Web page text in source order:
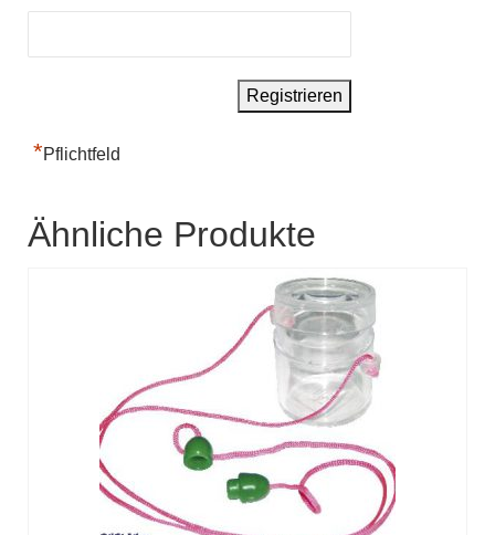
*Pflichtfeld
Ähnliche Produkte